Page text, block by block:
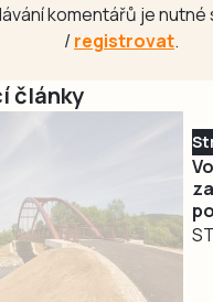
komentářů je nutné
/registrovat.
články